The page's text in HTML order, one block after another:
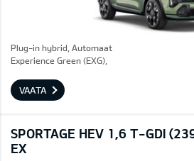
Plug-in hybrid, Automaat
Experience Green (EXG),
VAATA
SPORTAGE HEV 1,6 T-GDI
EX